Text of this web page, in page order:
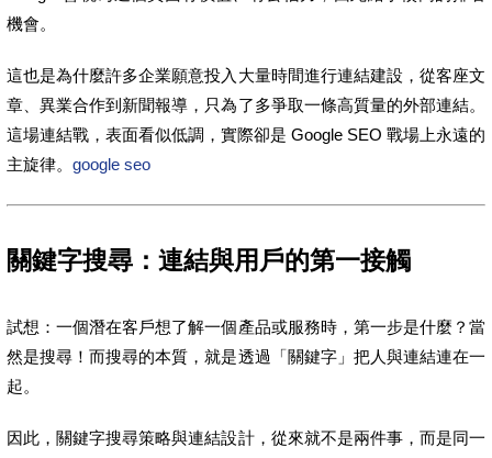
機會。
這也是為什麼許多企業願意投入大量時間進行連結建設，從客座文
章、異業合作到新聞報導，只為了多爭取一條高質量的外部連結。
這場連結戰，表面看似低調，實際卻是 Google SEO 戰場上永遠的
主旋律。 google seo
關鍵字搜尋：連結與用戶的第一接觸
試想：一個潛在客戶想了解一個產品或服務時，第一步是什麼？當
然是搜尋！而搜尋的本質，就是透過「關鍵字」把人與連結連在一
起。
因此，關鍵字搜尋策略與連結設計，從來就不是兩件事，而是同一